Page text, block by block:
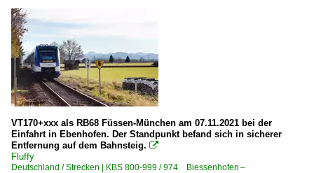
DB Regio (allgemein)
DB Regio AG - DB Gebrauchtzug
DB Regio AG - Region Bayern
Lokomotion Gesellschaft für Schienentraktion mbH ·LM·
VT170+xxx als RB68 Füssen-München am 07.11.2021 bei der
Einfahrt in Ebenhofen. Der Standpunkt befand sich in sicherer
Entfernung auf dem Bahnsteig. 
Fluffy
Deutschland / Strecken | KBS 800-999 / 974 Biessenhofen –